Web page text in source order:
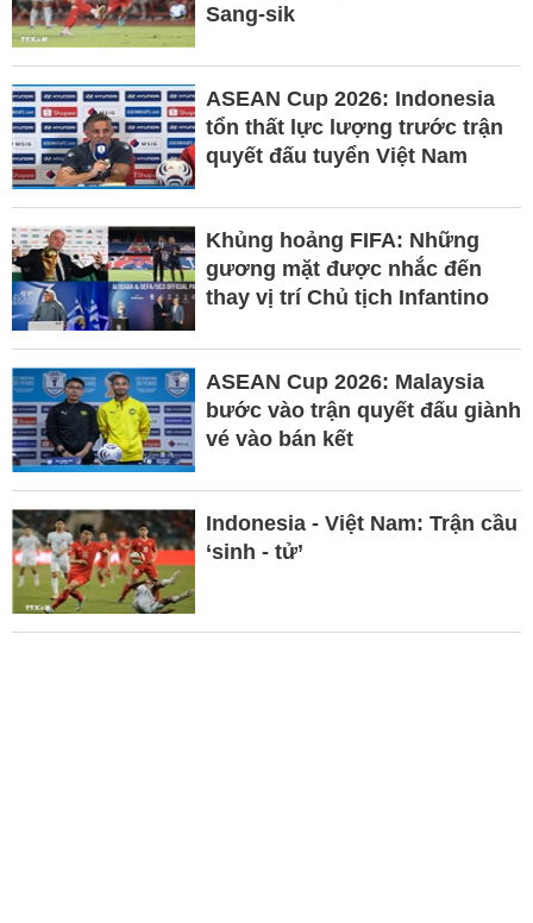
Sang-sik
ASEAN Cup 2026: Indonesia
tổn thất lực lượng trước trận
quyết đấu tuyển Việt Nam
Khủng hoảng FIFA: Những
gương mặt được nhắc đến
thay vị trí Chủ tịch Infantino
ASEAN Cup 2026: Malaysia
bước vào trận quyết đấu giành
vé vào bán kết
Indonesia - Việt Nam: Trận cầu
‘sinh - tử’